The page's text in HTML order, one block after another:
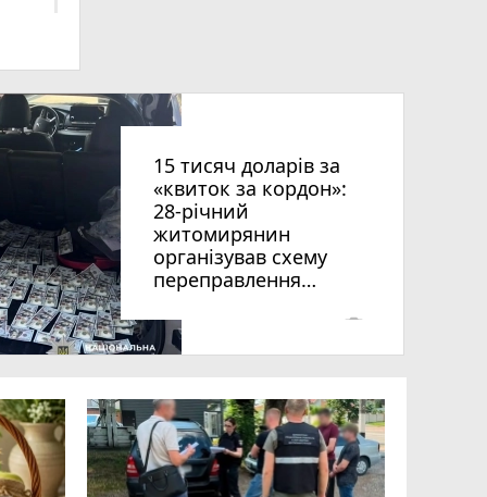
15 тисяч доларів за
«квиток за кордон»:
28-річний
житомирянин
організував схему
переправлення
віку за межі країни
photo_camera